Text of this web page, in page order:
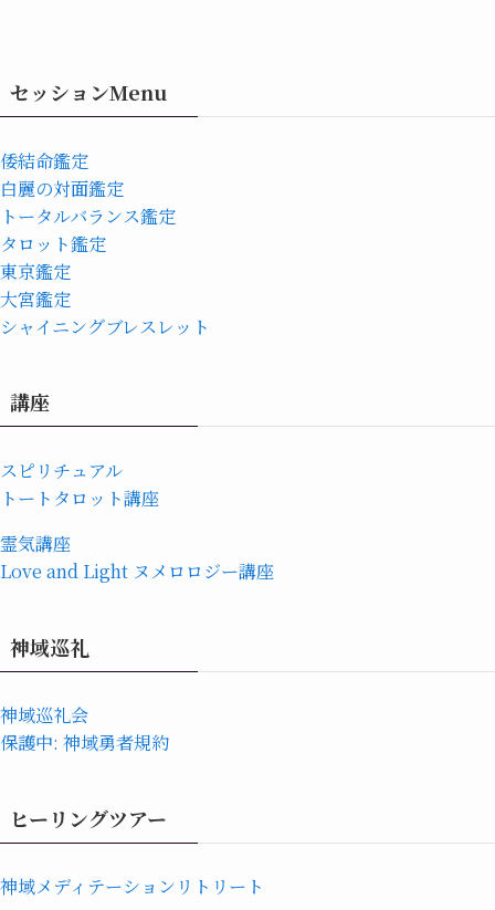
セッションMenu
倭結命鑑定
白麗の対面鑑定
トータルバランス鑑定
タロット鑑定
東京鑑定
大宮鑑定
シャイニングブレスレット
講座
スピリチュアル
トートタロット講座
霊気講座
Love and Light ヌメロロジー講座
神域巡礼
神域巡礼会
保護中: 神域勇者規約
ヒーリングツアー
神域メディテーションリトリート